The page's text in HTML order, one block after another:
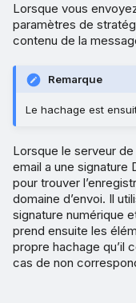
Lorsque vous
paramètres de
contenu de la
Remarque
Le hachage est
Lorsque le serveur
email a une signature
pour trouver
domaine d’envoi. Il
signature numérique
prend ensuite les
propre hachage qu’il
cas de non